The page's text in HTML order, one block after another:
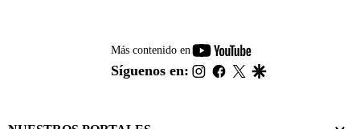
Más contenido en
youtube-
footer
Síguenos en: instagram
facebook
twitter